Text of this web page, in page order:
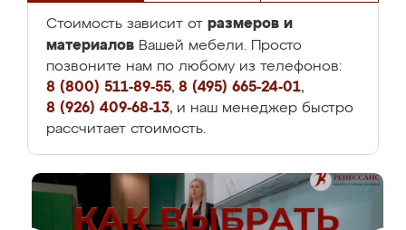
Стоимость зависит от размеров и
материалов Вашей мебели. Просто
позвоните нам по любому из телефонов:
8 (800) 511-89-55, 8 (495) 665-24-01,
8 (926) 409-68-13, и наш менеджер быстро
рассчитает стоимость.